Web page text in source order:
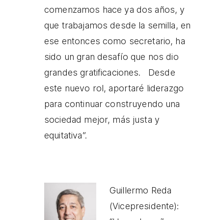
comenzamos hace ya dos años, y
que trabajamos desde la semilla, en
ese entonces como secretario, ha
sido un gran desafío que nos dio
grandes gratificaciones. Desde
este nuevo rol, aportaré liderazgo
para continuar construyendo una
sociedad mejor, más justa y
equitativa”.
Guillermo Reda
(Vicepresidente):